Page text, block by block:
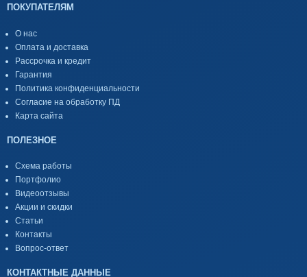
ПОКУПАТЕЛЯМ
О нас
Оплата и доставка
Рассрочка и кредит
Гарантия
Политика конфиденциальности
Согласие на обработку ПД
Карта сайта
ПОЛЕЗНОЕ
Схема работы
Портфолио
Видеоотзывы
Акции и скидки
Статьи
Контакты
Вопрос-ответ
КОНТАКТНЫЕ ДАННЫЕ